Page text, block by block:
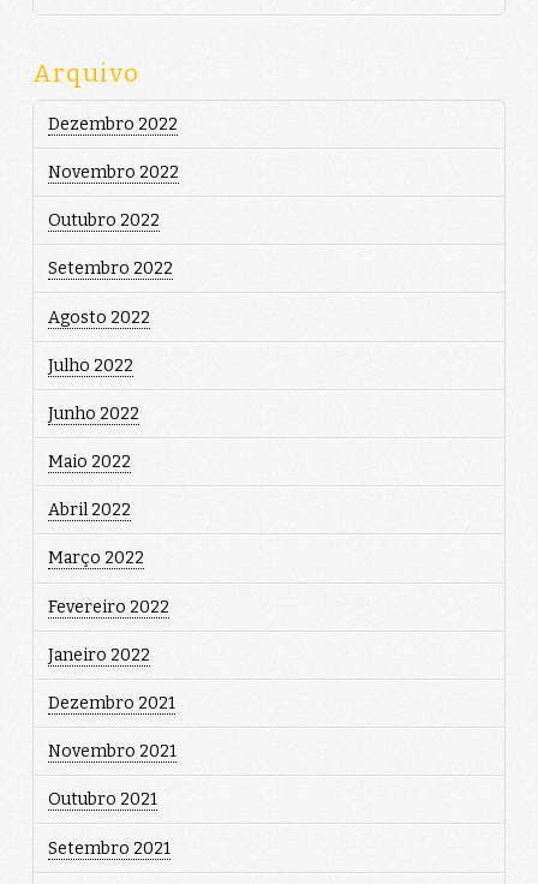
Arquivo
Dezembro 2022
Novembro 2022
Outubro 2022
Setembro 2022
Agosto 2022
Julho 2022
Junho 2022
Maio 2022
Abril 2022
Março 2022
Fevereiro 2022
Janeiro 2022
Dezembro 2021
Novembro 2021
Outubro 2021
Setembro 2021